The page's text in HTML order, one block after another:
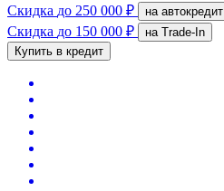
Скидка до 250 000 ₽ на автокредит
Скидка до 150 000 ₽
на Trade-In
Купить в кредит